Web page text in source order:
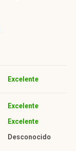
Excelente
Excelente
Excelente
Desconocido